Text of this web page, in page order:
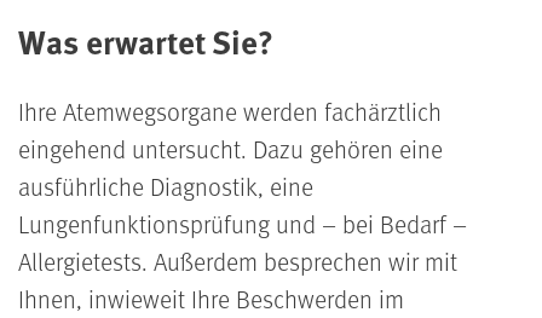
Was erwartet Sie?
Ihre Atemwegsorgane werden fachärztlich
eingehend untersucht. Dazu gehören eine
ausführliche Diagnostik, eine
Lungenfunktionsprüfung und – bei Bedarf –
Allergietests. Außerdem besprechen wir mit
Ihnen, inwieweit Ihre Beschwerden im